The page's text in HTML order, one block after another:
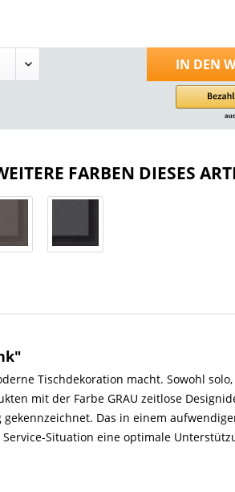
IN DEN
FARBEN DIESES
Tischdekoration macht. Sowohl
mit der Farbe GRAU zeitlose
Das in einem
Situation eine optimale